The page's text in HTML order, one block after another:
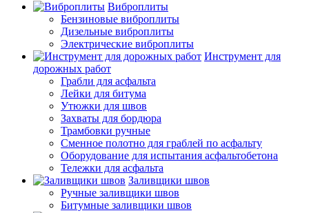
Виброплиты
Бензиновые виброплиты
Дизельные виброплиты
Электрические виброплиты
Инструмент для
дорожных работ
Грабли для асфальта
Лейки для битума
Утюжки для швов
Захваты для бордюра
Трамбовки ручные
Сменное полотно для граблей по асфальту
Оборудование для испытания асфальтобетона
Тележки для асфальта
Заливщики швов
Ручные заливщики швов
Битумные заливщики швов